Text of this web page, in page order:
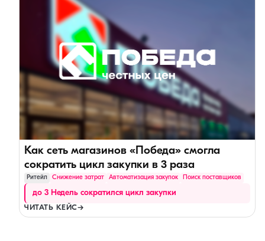
Как сеть магазинов «Победа» смогла
сократить цикл закупки в 3 раза
Ритейл Снижение затрат Автоматизация закупок Поиск поставщиков
до 3 Недель сократился цикл закупки
ЧИТАТЬ КЕЙС→